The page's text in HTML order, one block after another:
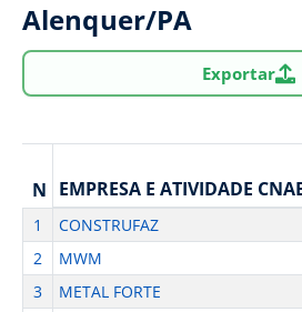
Alenquer/PA
Exportar
N EMPRESA E ATIVIDADE
1 CONSTRUFAZ
2
MWM
3
METAL FORTE